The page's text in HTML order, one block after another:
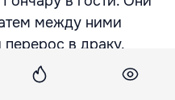
между ними
перерос в драку.
схватил со стола
Гончара в горло.